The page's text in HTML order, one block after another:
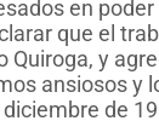
en
que el
Quiroga, y
ansiosos y
de